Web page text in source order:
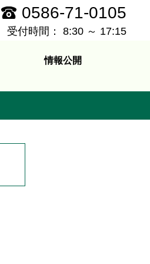
0586-71-0105
受付時間： 8:30 ～ 17:15
情報公開